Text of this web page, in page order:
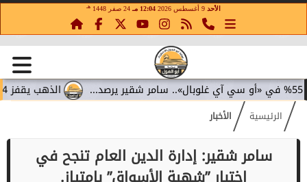
الأحد 12:04 مـ 24 صفر 1448 هـ
الذهب يقفز 4.4% مع تراجع عوائد السندات.. سامر شقير يقرأ تحولات الاستثمار...
الرئيسية الأخبار
سامر شقير: إدارة الدين العام تنجح في